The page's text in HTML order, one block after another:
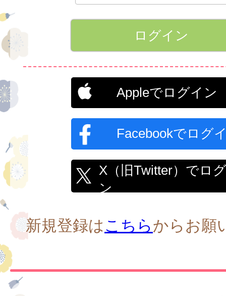
Appleでログイン
Facebookでログ
X（旧Twitter）でロ
ン
新規登録はこちらからお願